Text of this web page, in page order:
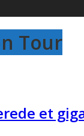
Tour
et